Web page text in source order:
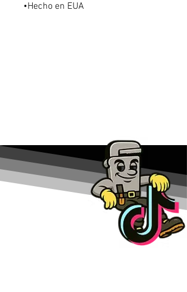
•Hecho en EUA